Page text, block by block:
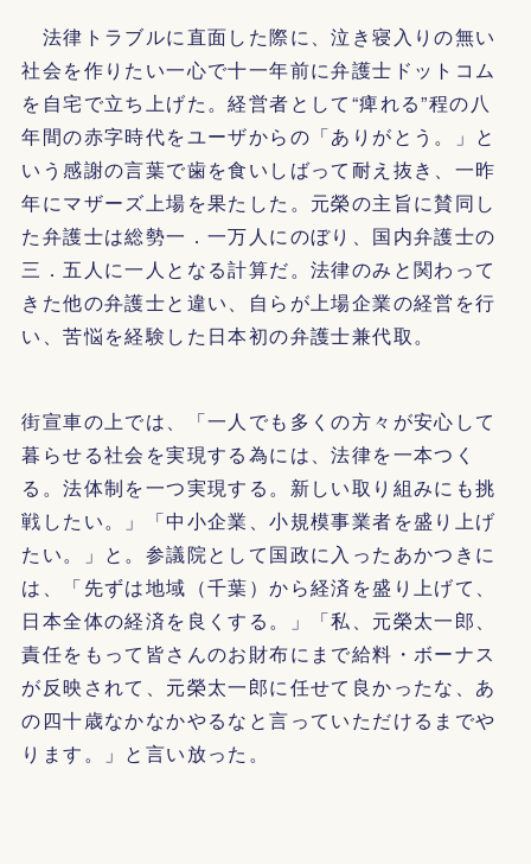
法律トラブルに直面した際に、泣き寝入りの無い
社会を作りたい一心で十一年前に弁護士ドットコム
を自宅で立ち上げた。経営者として“痺れる”程の八
年間の赤字時代をユーザからの「ありがとう。」と
いう感謝の言葉で歯を食いしばって耐え抜き、一昨
年にマザーズ上場を果たした。元榮の主旨に賛同し
た弁護士は総勢一．一万人にのぼり、国内弁護士の
三．五人に一人となる計算だ。法律のみと関わって
きた他の弁護士と違い、自らが上場企業の経営を行
い、苦悩を経験した日本初の弁護士兼代取。
街宣車の上では、「一人でも多くの方々が安心して
暮らせる社会を実現する為には、法律を一本つく
る。法体制を一つ実現する。新しい取り組みにも挑
戦したい。」「中小企業、小規模事業者を盛り上げ
たい。」と。参議院として国政に入ったあかつきに
は、「先ずは地域（千葉）から経済を盛り上げて、
日本全体の経済を良くする。」「私、元榮太一郎、
責任をもって皆さんのお財布にまで給料・ボーナス
が反映されて、元榮太一郎に任せて良かったな、あ
の四十歳なかなかやるなと言っていただけるまでや
ります。」と言い放った。